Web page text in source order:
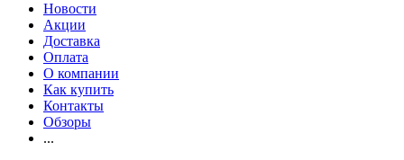
Новости
Акции
Доставка
Оплата
О компании
Как купить
Контакты
Обзоры
...